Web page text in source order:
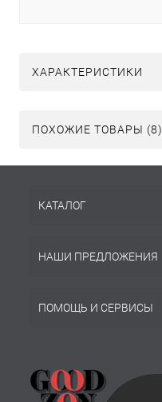
ХАРАКТЕРИСТИКИ
ПОХОЖИЕ ТОВАРЫ (8)
КАТАЛОГ
НАШИ ПРЕДЛОЖЕНИЯ
ПОМОЩЬ И СЕРВИСЫ